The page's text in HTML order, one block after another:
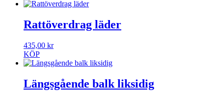
Rattöverdrag läder
435,00 kr
KÖP
Längsgående balk liksidig